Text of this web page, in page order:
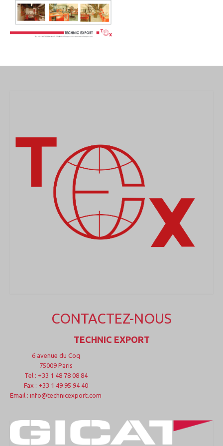
MEDICAL
SECURITE
MEDIAS
CONTACTEZ-NOUS
TECHNIC EXPORT
6 avenue du Coq
75009 Paris
Tel : +33 1 48 78 08 84
Fax : +33 1 49 95 94 40
Email : info@technicexport.com